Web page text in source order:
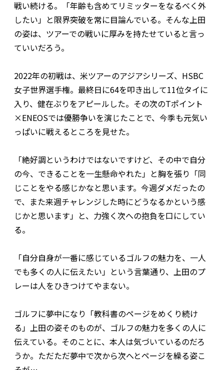
戦い続ける。「年齢も含めてリミッターをなるべく外
したい」と限界突破を常に目論んでいる。そんな上田
の姿は、ツアーでの戦いに厚みを持たせていると言っ
ていいだろう。
2022年の初戦は、米ツアーのアジアシリーズ、HSBC
女子世界選手権。最終日に64を叩き出して11位タイに
入り、健在ぶりをアピールした。その次のTポイント
×ENEOSでは優勝争いを演じたことで、今季も元気い
っぱいに戦えるところを見せた。
「絶好調というわけではないですけど、その中で自分
の今、できることを一生懸命やれた」と胸を張り「同
じことをやる感じかなと思います。今週ダメだったの
で、また来週チャレンジした時にどうなるかという感
じかと思います」と、力強く次への抱負を口にしてい
る。
「自分自身が一番に感じているゴルフの魅力を、一人
でも多くの人に伝えたい」という言葉通り、上田のプ
レーは人をひきつけてやまない。
ゴルフに夢中になり「教科書のページをめくり続け
る」上田の姿そのものが、ゴルフの魅力を多くの人に
伝えている。そのことに、本人は気づいているのだろ
うか。ただただ夢中で次から次へとページを繰る姿こ